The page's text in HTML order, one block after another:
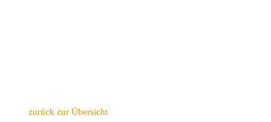
zurück zur Übersicht